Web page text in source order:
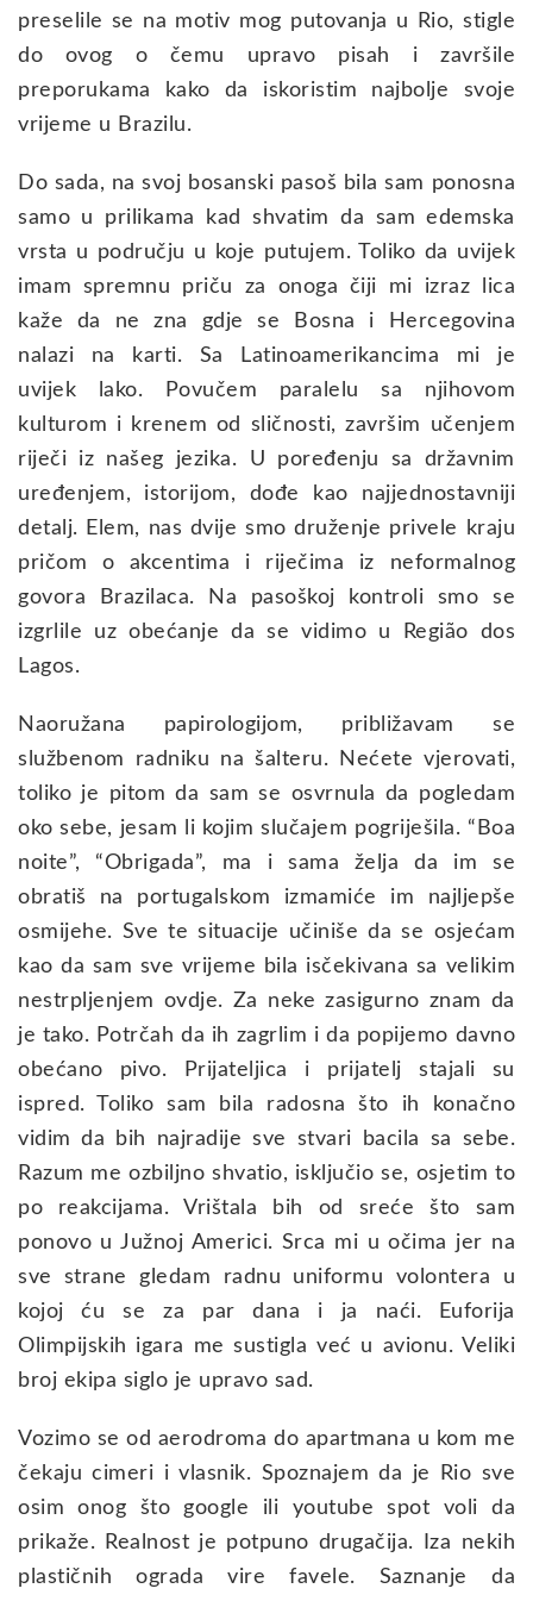
preselile se na motiv mog putovanja u Rio, stigle
do ovog o čemu upravo pisah i završile
preporukama kako da iskoristim najbolje svoje
vrijeme u Brazilu.
Do sada, na svoj bosanski pasoš bila sam ponosna
samo u prilikama kad shvatim da sam edemska
vrsta u području u koje putujem. Toliko da uvijek
imam spremnu priču za onoga čiji mi izraz lica
kaže da ne zna gdje se Bosna i Hercegovina
nalazi na karti. Sa Latinoamerikancima mi je
uvijek lako. Povučem paralelu sa njihovom
kulturom i krenem od sličnosti, završim učenjem
riječi iz našeg jezika. U poređenju sa državnim
uređenjem, istorijom, dođe kao najjednostavniji
detalj. Elem, nas dvije smo druženje privele kraju
pričom o akcentima i riječima iz neformalnog
govora Brazilaca. Na pasoškoj kontroli smo se
izgrlile uz obećanje da se vidimo u Região dos
Lagos.
Naoružana papirologijom, približavam se
službenom radniku na šalteru. Nećete vjerovati,
toliko je pitom da sam se osvrnula da pogledam
oko sebe, jesam li kojim slučajem pogriješila. “Boa
noite”, “Obrigada”, ma i sama želja da im se
obratiš na portugalskom izmamiće im najljepše
osmijehe. Sve te situacije učiniše da se osjećam
kao da sam sve vrijeme bila isčekivana sa velikim
nestrpljenjem ovdje. Za neke zasigurno znam da
je tako. Potrčah da ih zagrlim i da popijemo davno
obećano pivo. Prijateljica i prijatelj stajali su
ispred. Toliko sam bila radosna što ih konačno
vidim da bih najradije sve stvari bacila sa sebe.
Razum me ozbiljno shvatio, isključio se, osjetim to
po reakcijama. Vrištala bih od sreće što sam
ponovo u Južnoj Americi. Srca mi u očima jer na
sve strane gledam radnu uniformu volontera u
kojoj ću se za par dana i ja naći. Euforija
Olimpijskih igara me sustigla već u avionu. Veliki
broj ekipa siglo je upravo sad.
Vozimo se od aerodroma do apartmana u kom me
čekaju cimeri i vlasnik. Spoznajem da je Rio sve
osim onog što google ili youtube spot voli da
prikaže. Realnost je potpuno drugačija. Iza nekih
plastičnih ograda vire favele. Saznanje da